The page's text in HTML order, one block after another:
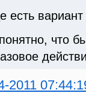
есть
что
2011